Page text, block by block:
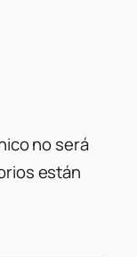
no será
están